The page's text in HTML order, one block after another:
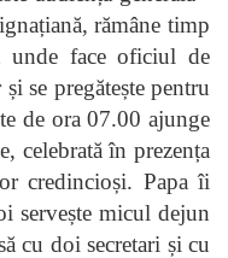
rămâne timp
unde face oficiul de
se pregătește pentru
de ora 07.00 ajunge
celebrată în prezența
credincioși. Papa îi
servește micul dejun
cu doi secretari și cu